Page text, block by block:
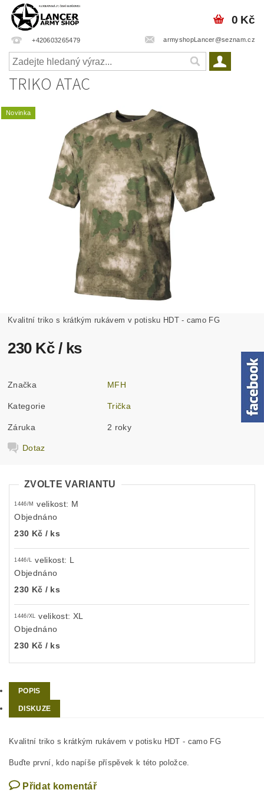
+420603265479 armyshopLancer@seznam.cz
0 Kč
TRIKO ATAC
Novinka
Kvalitní triko s krátkým rukávem v potisku HDT - camo FG
230 Kč / ks
Značka MFH
Kategorie Trička
Záruka 2 roky
Dotaz
ZVOLTE VARIANTU
1446/M
velikost: M
Objednáno
230 Kč / ks
1446/L velikost: L
Objednáno
230 Kč / ks
1446/XL velikost: XL
Objednáno
230 Kč / ks
POPIS
DISKUZE
Kvalitní triko s krátkým rukávem v potisku HDT - camo FG
Buďte první, kdo napíše příspěvek k této položce.
Přidat komentář